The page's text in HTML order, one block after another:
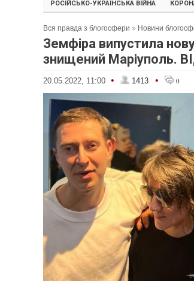
РОСІЙСЬКО-УКРАЇНСЬКА ВІЙНА
Вся правда з блогосфери » Новини
Земфіра випустила
знищений Маріуполь.
20.05.2022, 11:00 • 1413 • 0